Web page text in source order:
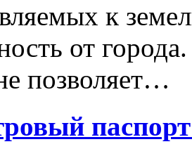
к
от
позволяет…